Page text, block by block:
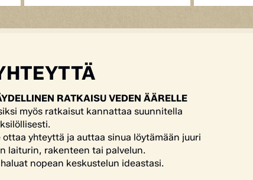
RATKAISU VEDEN ÄÄRELLE
myös ratkaisut kannattaa suunnitella
yhteyttä ja auttaa sinua löytämään juuri
laiturin, rakenteen tai palvelun.
nopean keskustelun ideastasi.